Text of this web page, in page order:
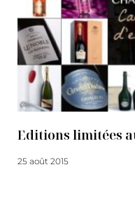
Editions limitées
25 août 2015